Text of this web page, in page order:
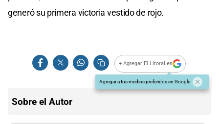
generó su primera victoria vestido de rojo.
+ Agregar El Litoral en
Agregar a tus medios preferidos en Google
Sobre el Autor